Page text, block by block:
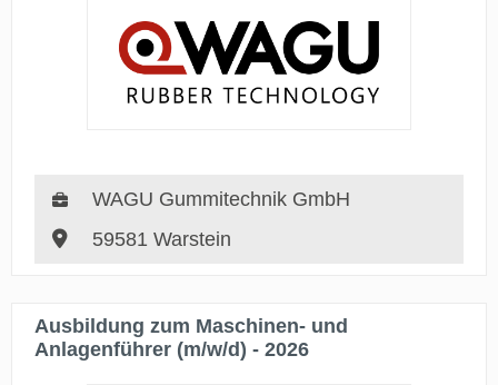
WAGU Gummitechnik GmbH
59581 Warstein
Ausbildung zum Maschinen- und
Anlagenführer (m/w/d) - 2026